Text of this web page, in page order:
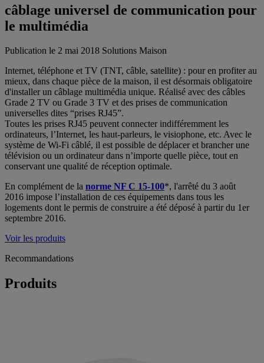
câblage universel de communication pour
le multimédia
Publication le 2 mai 2018 Solutions Maison
Internet, téléphone et TV (TNT, câble, satellite) : pour en profiter au
mieux, dans chaque pièce de la maison, il est désormais obligatoire
d'installer un câblage multimédia unique. Réalisé avec des câbles
Grade 2 TV ou Grade 3 TV et des prises de communication
universelles dites “prises RJ45”.
Toutes les prises RJ45 peuvent connecter indifféremment les
ordinateurs, l’Internet, les haut-parleurs, le visiophone, etc. Avec le
système de Wi-Fi câblé, il est possible de déplacer et brancher une
télévision ou un ordinateur dans n’importe quelle pièce, tout en
conservant une qualité de réception optimale.
En complément de la norme NF C 15-100*, l'arrêté du 3 août
2016 impose l’installation de ces équipements dans tous les
logements dont le permis de construire a été déposé à partir du 1er
septembre 2016.
Voir les produits
Recommandations
Produits